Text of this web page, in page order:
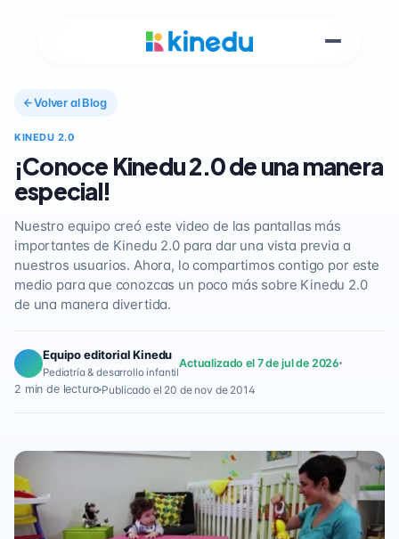
Volver al Blog
KINEDU 2.0
¡Conoce Kinedu 2.0 de una manera
especial!
Nuestro equipo creó este video de las pantallas más
importantes de Kinedu 2.0 para dar una vista previa a
nuestros usuarios. Ahora, lo compartimos contigo por este
medio para que conozcas un poco más sobre Kinedu 2.0
de una manera divertida.
Equipo editorial Kinedu
Pediatría & desarrollo infantil
Actualizado el 7 de jul de 2026
2 min de lectura Publicado el 20 de nov de 2014